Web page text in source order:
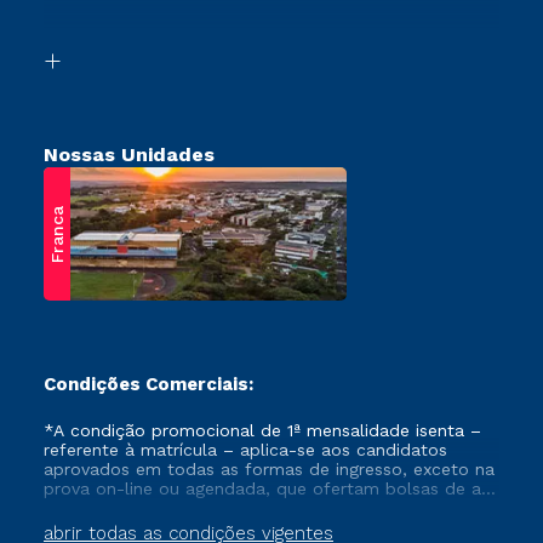
Retorne ao Curso
Nossas Unidades
Franca
Condições Comerciais:
abrir todas as condições vigentes
*A condição promocional de 1ª mensalidade isenta –
referente à matrícula – aplica-se aos candidatos
aprovados em todas as formas de ingresso, exceto na
prova on-line ou agendada, que ofertam bolsas de até
vigente, que ainda não tenham efetivado e/ou não